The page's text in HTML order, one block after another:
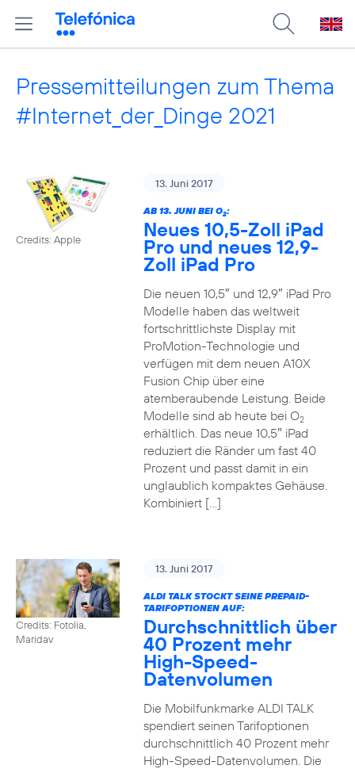
Pressemitteilungen zum Thema
#Internet_der_Dinge 2021
Credits: Apple
13. Juni 2017
AB 13. JUNI BEI O2:
Neues 10,5-Zoll iPad
Pro und neues 12,9-
Zoll iPad Pro
Die neuen 10,5″ und 12,9″ iPad Pro
Modelle haben das weltweit
fortschrittlichste Display mit
ProMotion-Technologie und
verfügen mit dem neuen A10X
Fusion Chip über eine
atemberaubende Leistung. Beide
Modelle sind ab heute bei O2
erhältlich. Das neue 10,5″ iPad
reduziert die Ränder um fast 40
Prozent und passt damit in ein
unglaublich kompaktes Gehäuse.
Kombiniert […]
Credits: Fotolia,
Maridav
13. Juni 2017
ALDI TALK STOCKT SEINE PREPAID-
TARIFOPTIONEN AUF:
Durchschnittlich über
40 Prozent mehr
High-Speed-
Datenvolumen
Die Mobilfunkmarke ALDI TALK
spendiert seinen Tarifoptionen
durchschnittlich 40 Prozent mehr
High-Speed-Datenvolumen. Die